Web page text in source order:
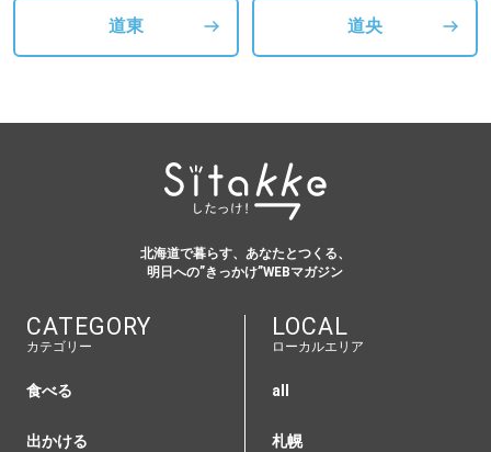
道東 道央
北海道で暮らす、あなたとつくる、
明日への”きっかけ”WEBマガジン
CATEGORY
カテゴリー
食べる
出かける
LOCAL
ローカルエリア
all
札幌